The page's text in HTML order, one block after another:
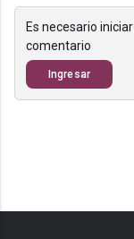
Es necesario
comentario
Ingresar